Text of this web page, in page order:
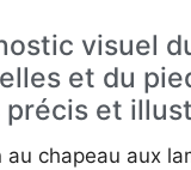
visuel
et du
précis et
chapeau aux